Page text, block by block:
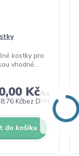
kostky pro
vhodné...
Kč/ks
Kčbez DPH
do košíku